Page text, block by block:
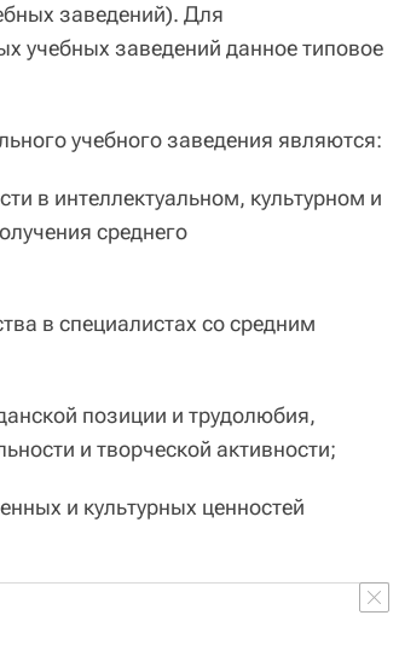
заведений). Для
учебных заведений данное типовое
учебного заведения являются:
в интеллектуальном, культурном и
среднего
в специалистах со средним
позиции и трудолюбия,
и творческой активности;
и культурных ценностей